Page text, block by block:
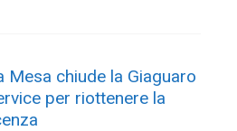
Mesa chiude la Giaguaro
per riottenere la